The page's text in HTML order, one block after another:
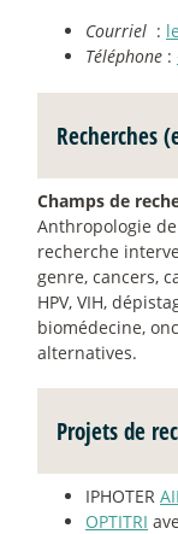
Courriel :
Téléphone :
Recherches
Champs de
Anthropologie
recherche
genre, cancers,
HPV, VIH,
biomédecine,
alternatives.
Projets de
IPHOTER
OPTITRI